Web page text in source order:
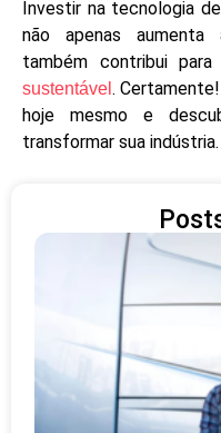
Investir na tecnologia
não apenas aumenta
também contribui
sustentável .
hoje mesmo e
transformar sua indústria.